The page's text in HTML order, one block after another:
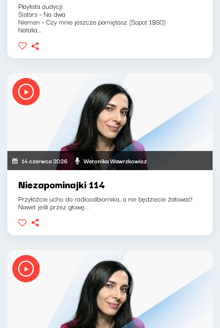
Playlista audycji:
Sistars - Na dwa
Niemen - Czy mnie jeszcze pamiętasz (Sopot 1980)
Natalia...
14 czerwca 2026 Weronika Wawrzkowicz
Niezapominajki 114
Przyłóżcie ucho do radioodbiornika, a nie będziecie żałować!
Nawet jeśli przez głowę...